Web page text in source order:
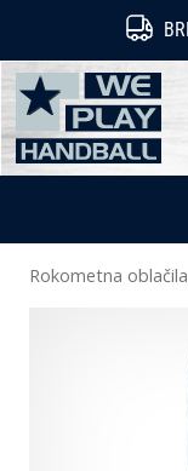
Rokometna oblačila